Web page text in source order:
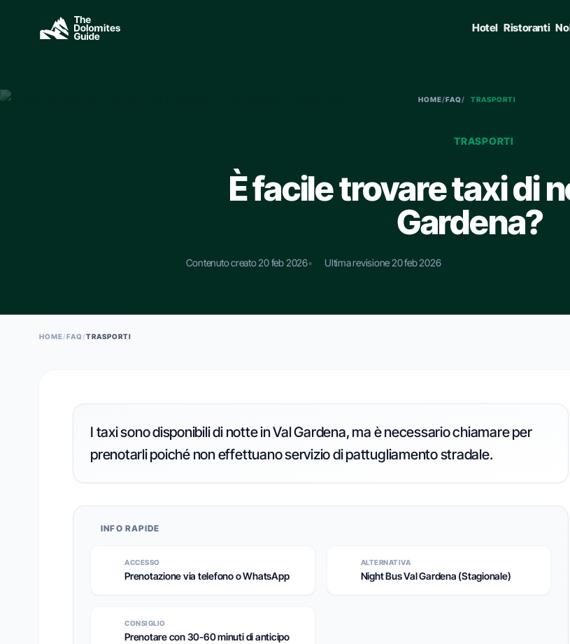
Hotel Ristoranti
SEARCH
HOME/FAQ/ TRASPORTI
TRASPORTI
È facile trovare taxi di
Gardena?
Contenuto creato 20 feb 2026• Ultima revisione 20 feb 2026
HOME/FAQ/TRASPORTI
I taxi sono disponibili di notte in Val Gardena, ma è necessario chiamare per
prenotarli poiché non effettuano servizio di pattugliamento stradale.
INFO RAPIDE
ACCESSO
Prenotazione via telefono o WhatsApp
ALTERNATIVA
Night Bus Val Gardena (Stagionale)
CONSIGLIO
Prenotare con 30-60 minuti di anticipo